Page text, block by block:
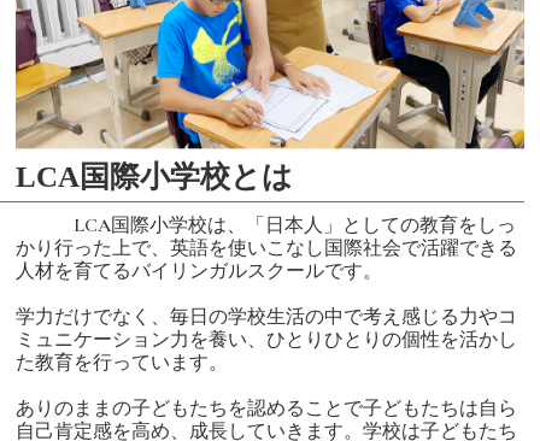
LCA国際小学校とは
LCA国際小学校は、「日本人」としての教育をしっ
かり行った上で、英語を使いこなし国際社会で活躍できる
人材を育てるバイリンガルスクールです。
学力だけでなく、毎日の学校生活の中で考え感じる力やコ
ミュニケーション力を養い、ひとりひとりの個性を活かし
た教育を行っています。
ありのままの子どもたちを認めることで子どもたちは自ら
自己肯定感を高め、成長していきます。学校は子どもたち